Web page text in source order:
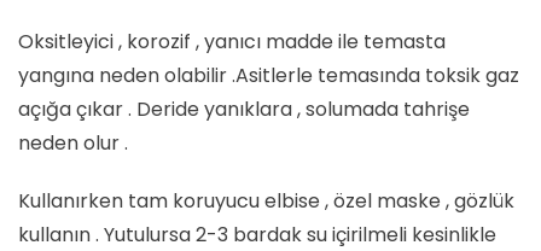
Oksitleyici , korozif , yanıcı madde ile temasta
yangına neden olabilir .Asitlerle temasında toksik gaz
açığa çıkar . Deride yanıklara , solumada tahrişe
neden olur .
Kullanırken tam koruyucu elbise , özel maske , gözlük
kullanın . Yutulursa 2-3 bardak su içirilmeli kesinlikle